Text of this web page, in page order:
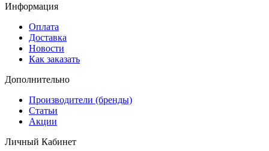
Информация
Оплата
Доставка
Новости
Как заказать
Дополнительно
Производители (бренды)
Статьи
Акции
Личный Кабинет